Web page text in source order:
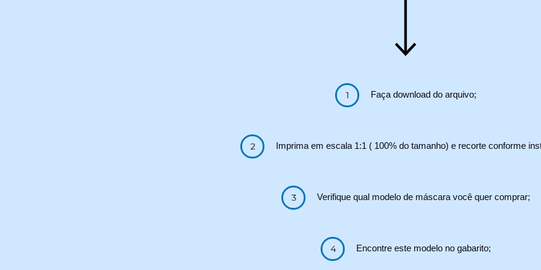
Faça download do arquivo;
Imprima em escala 1:1 ( 100% do tamanho) e recorte conforme
Verifique qual modelo de máscara você quer comprar;
Encontre este modelo no gabarito;